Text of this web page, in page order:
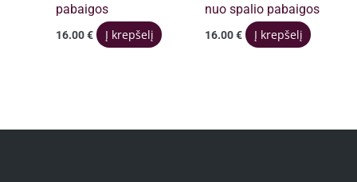
pabaigos
16.00€ Į krepšelį
nuo spalio pabaigos
16.00€ Į krepšelį